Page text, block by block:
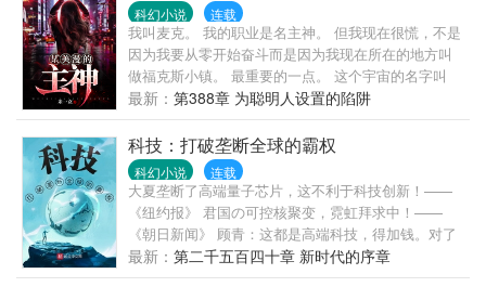
科幻小说 连载
我叫麦克。 我的职业是名主神。 但我现在很慌，不是
因为我要从零开始奋斗而是因为我现在所在的地方叫
做福克斯小镇。 最重要的一点。 这个宇宙的名字叫
做：漫威！ …… 许多年后，当复仇者们想起往事，他
们之所以会成为现在这样的原因是来自于贾维斯对一
个对话框按了> 书友群号：868565490
最新： 第388章 为聪明人设置的陷阱
科技：打破垄断全球的霸权
科幻小说 连载
大夏垄断了高端量子芯片，这不利于科技创新！——
《纽约报》 君国の可控核聚变，霓虹拜求中！——
《朝日新闻》 顾青：这都是高端科技，得加钱。对了
霓虹还是好好发展旅游业，能源从大夏进口吧。
最新： 第二千五百四十章 新时代的序章